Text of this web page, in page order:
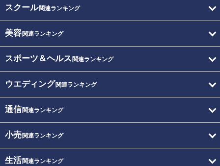
スクール関連ランキング
美容関連ランキング
スポーツ＆ヘルス 関連ランキング
ウエディング関連ランキング
通信関連ランキング
小売関連ランキング
生活関連ランキング